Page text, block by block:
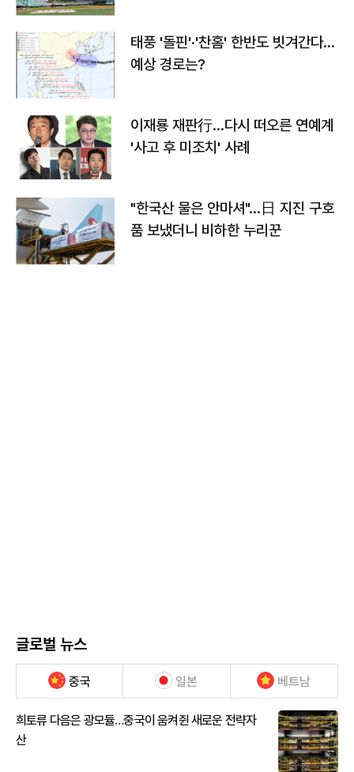
태풍 '돌핀'·'찬홈' 한반도 빗겨간다…
예상 경로는?
이재룡 재판行…다시 떠오른 연예계
'사고 후 미조치' 사례
"한국산 물은 안마셔"…日 지진 구호
품 보냈더니 비하한 누리꾼
글로벌 뉴스
중국 일본 베트남
희토류 다음은 광모듈…중국이 움켜쥔 새로운 전략자
산